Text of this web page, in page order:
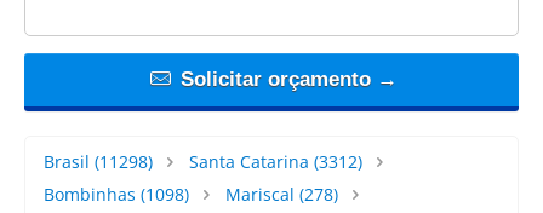
Solicitar orçamento →
Brasil (11298) Santa Catarina (3312)
Bombinhas (1098) Mariscal (278)